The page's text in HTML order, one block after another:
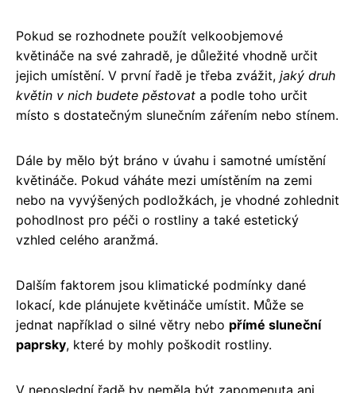
Pokud se rozhodnete použít velkoobjemové
květináče na své zahradě, je důležité vhodně určit
jejich umístění. V první řadě je třeba zvážit, jaký druh
květin v nich budete pěstovat a podle toho určit
místo s dostatečným slunečním zářením nebo stínem.
Dále by mělo být bráno v úvahu i samotné umístění
květináče. Pokud váháte mezi umístěním na zemi
nebo na vyvýšených podložkách, je vhodné zohlednit
pohodlnost pro péči o rostliny a také estetický
vzhled celého aranžmá.
Dalším faktorem jsou klimatické podmínky dané
lokací, kde plánujete květináče umístit. Může se
jednat například o silné větry nebo přímé sluneční
paprsky, které by mohly poškodit rostliny.